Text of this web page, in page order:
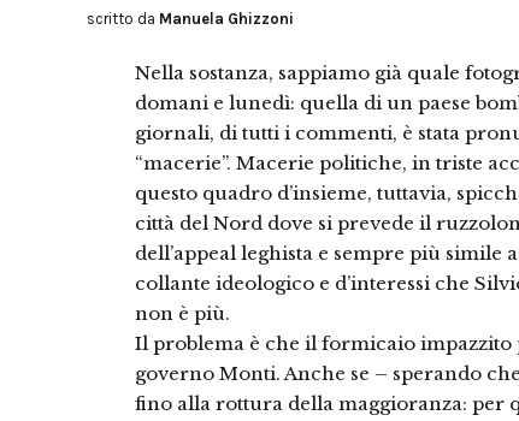
scritto da Manuela Ghizzoni
Nella sostanza, sappiamo già quale
domani e lunedì: quella di un paese
giornali, di tutti i commenti, è stata
“macerie”. Macerie politiche, in triste
questo quadro d’insieme, tuttavia,
città del Nord dove si prevede il
dell’appeal leghista e sempre più
collante ideologico e d’interessi che
non è più.
Il problema è che il formicaio impazzito
governo Monti. Anche se – sperando
fino alla rottura della maggioranza: per